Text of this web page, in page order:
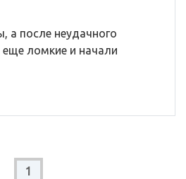
а после неудачного
ломкие и начали
1